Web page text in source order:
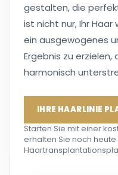
gestalten, die
ist nicht nur, Ihr
ein ausgewogenes
Ergebnis zu
harmonisch
IHRE HAARLINIE
Starten Sie mit einer
erhalten Sie noch